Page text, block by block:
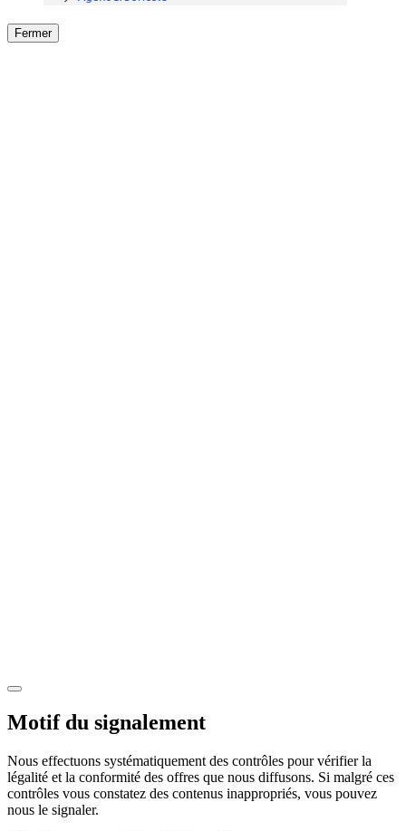
Fermer
Motif du signalement
Nous effectuons systématiquement des contrôles pour vérifier la
légalité et la conformité des offres que nous diffusons. Si malgré ces
contrôles vous constatez des contenus inappropriés, vous pouvez
nous le signaler.